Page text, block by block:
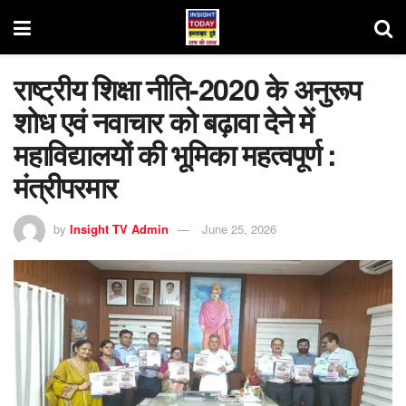
राष्ट्रीय शिक्षा नीति-2020 के अनुरूप
शोध एवं नवाचार को बढ़ावा देने में
महाविद्यालयों की भूमिका महत्वपूर्ण :
मंत्रीपरमार
by Insight TV Admin June 25, 2026